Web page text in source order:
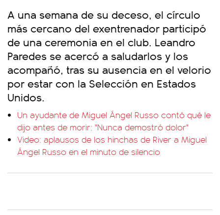
A una semana de su deceso, el círculo
más cercano del exentrenador participó
de una ceremonia en el club. Leandro
Paredes se acercó a saludarlos y los
acompañó, tras su ausencia en el velorio
por estar con la Selección en Estados
Unidos.
Un ayudante de Miguel Ángel Russo contó qué le
dijo antes de morir: "Nunca demostró dolor"
Video: aplausos de los hinchas de River a Miguel
Ángel Russo en el minuto de silencio